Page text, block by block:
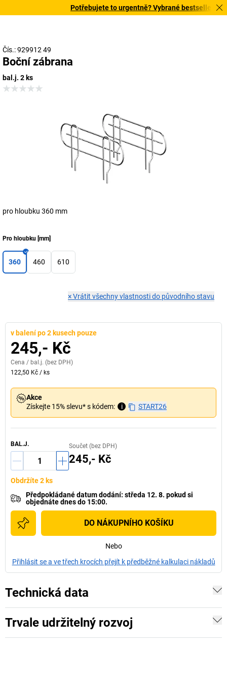
Potřebujete to urgentně? Vybrané bestsellery
Čís.: 929912 49
Boční zábrana
bal.j. 2 ks
pro hloubku 360 mm
Pro hloubku [mm]
360 460 610
×Vrátit všechny vlastnosti do původního stavu
v balení po 2 kusech pouze
245,- Kč
Cena / bal.j. (bez DPH)
122,50 Kč / ks
Akce
Získejte 15% slevu* s kódem:
i START26
BAL.J. Součet (bez DPH)
245,- Kč
Obdržíte 2 ks
Předpokládané datum dodání: středa 12. 8. pokud si
objednáte dnes do 15:00.
DO NÁKUPNÍHO KOŠÍKU
Nebo
Přihlásit se a ve třech krocích přejít k předběžné kalkulaci nákladů
Technická data
Trvale udržitelný rozvoj